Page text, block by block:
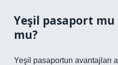
Yeşil pasaport
mu?
Yeşil pasaportun avantajları